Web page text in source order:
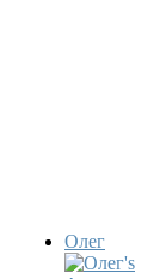
Олег